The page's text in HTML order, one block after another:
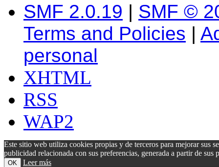
SMF 2.0.19 | SMF ©
Terms and Policies |
personal
XHTML
RSS
WAP2
Este sitio web utiliza cookies propias y de terceros para mejorar sus
publicidad relacionada con sus preferencias, generada a partir de
OK Leer más